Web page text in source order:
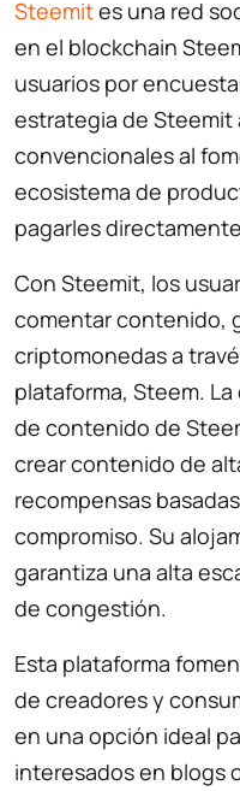
Steemites una red
en el blockchain
usuarios por
estrategia de Steemit
convencionales al
ecosistema de
pagarles
Con Steemit, los
comentar contenido,
criptomonedas a
plataforma, Steem.
de contenido de
crear contenido de
recompensas
compromiso. Su
garantiza una alta
de congestión.
Esta plataforma
de creadores y
en una opción ideal
interesados en blogs